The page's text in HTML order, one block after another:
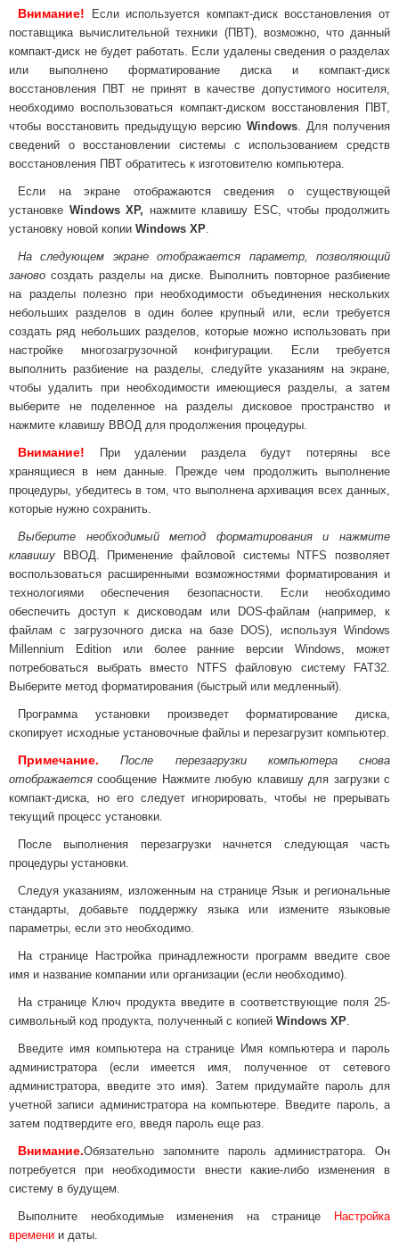
Внимание! Если используется компакт-диск восстановления от
поставщика вычислительной техники (ПВТ), возможно, что данный
компакт-диск не будет работать. Если удалены сведения о разделах
или выполнено форматирование диска и компакт-диск
восстановления ПВТ не принят в качестве допустимого носителя,
необходимо воспользоваться компакт-диском восстановления ПВТ,
чтобы восстановить предыдущую версиюWindows. Для получения
сведений о восстановлении системы с использованием средств
восстановления ПВТ обратитесь к изготовителю компьютера.
Если на экране отображаются сведения о существующей
установке Windows XP, нажмите клавишу ESC, чтобы продолжить
установку новой копии Windows XP.
На следующем экране отображается параметр, позволяющий
заново создать разделы на диске. Выполнить повторное разбиение
на разделы полезно при необходимости объединения нескольких
небольших разделов в один более крупный или, если требуется
создать ряд небольших разделов, которые можно использовать при
настройке многозагрузочной конфигурации. Если требуется
выполнить разбиение на разделы, следуйте указаниям на экране,
чтобы удалить при необходимости имеющиеся разделы, а затем
выберите не поделенное на разделы дисковое пространство и
нажмите клавишу ВВОД для продолжения процедуры.
Внимание! При удалении раздела будут потеряны все
хранящиеся в нем данные. Прежде чем продолжить выполнение
процедуры, убедитесь в том, что выполнена архивация всех данных,
которые нужно сохранить.
Выберите необходимый метод форматирования и нажмите
клавишу ВВОД. Применение файловой системы NTFS позволяет
воспользоваться расширенными возможностями форматирования и
технологиями обеспечения безопасности. Если необходимо
обеспечить доступ к дисководам или DOS-файлам (например, к
файлам с загрузочного диска на базе DOS), используя Windows
Millennium Edition или более ранние версии Windows, может
потребоваться выбрать вместо NTFS файловую систему FAT32.
Выберите метод форматирования (быстрый или медленный).
Программа установки произведет форматирование диска,
скопирует исходные установочные файлы и перезагрузит компьютер.
Примечание. После перезагрузки компьютера снова
отображается сообщение Нажмите любую клавишу для загрузки с
компакт-диска, но его следует игнорировать, чтобы не прерывать
текущий процесс установки.
После выполнения перезагрузки начнется следующая часть
процедуры установки.
Следуя указаниям, изложенным на странице Язык и региональные
стандарты, добавьте поддержку языка или измените языковые
параметры, если это необходимо.
На странице Настройка принадлежности программ введите свое
имя и название компании или организации (если необходимо).
На странице Ключ продукта введите в соответствующие поля 25-
символьный код продукта, полученный с копией Windows XP.
Введите имя компьютера на странице Имя компьютера и пароль
администратора (если имеется имя, полученное от сетевого
администратора, введите это имя). Затем придумайте пароль для
учетной записи администратора на компьютере. Введите пароль, а
затем подтвердите его, введя пароль еще раз.
Внимание.Обязательно запомните пароль администратора. Он
потребуется при необходимости внести какие-либо изменения в
систему в будущем.
Выполните необходимые изменения на странице Настройка
времени и даты.